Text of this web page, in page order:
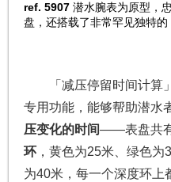
ref. 5907潜水腕表为原型，
盘，还搭载了非常罕见独特的
「减压停留时间计
专用功能，能够帮助潜水
压变化的时间——表盘共
环，黄色为25米、绿色为
为40米，每一个深度环上